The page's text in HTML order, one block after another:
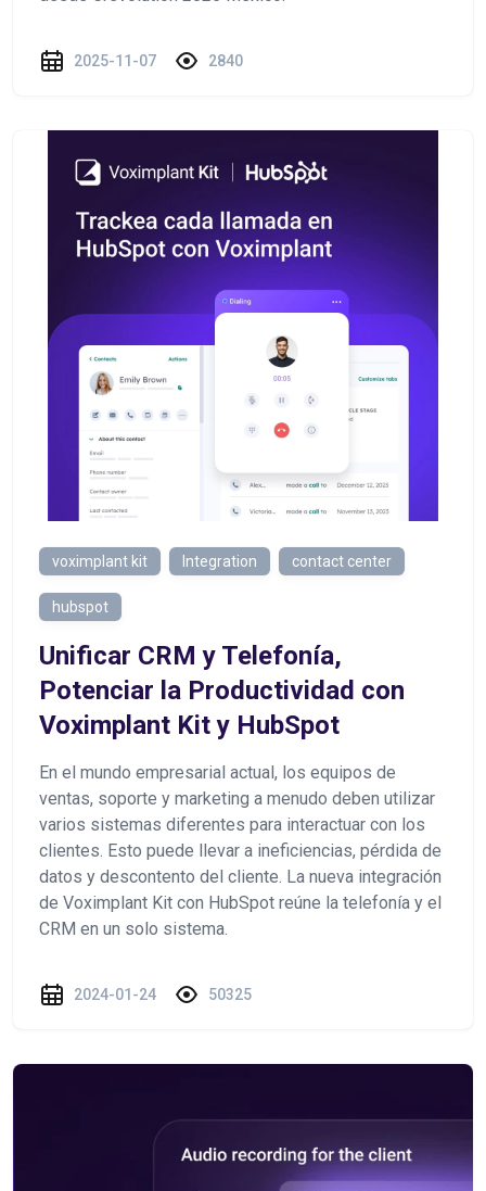
2025-11-07 2840
voximplant kit Integration contact center
hubspot
Unificar CRM y Telefonía,
Potenciar la Productividad con
Voximplant Kit y HubSpot
En el mundo empresarial actual, los equipos de
ventas, soporte y marketing a menudo deben utilizar
varios sistemas diferentes para interactuar con los
clientes. Esto puede llevar a ineficiencias, pérdida de
datos y descontento del cliente. La nueva integración
de Voximplant Kit con HubSpot reúne la telefonía y el
CRM en un solo sistema.
2024-01-24 50325